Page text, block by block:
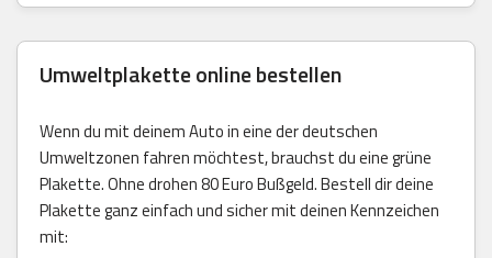
Umweltplakette online bestellen
Wenn du mit deinem Auto in eine der deutschen
Umweltzonen fahren möchtest, brauchst du eine grüne
Plakette. Ohne drohen 80 Euro Bußgeld. Bestell dir deine
Plakette ganz einfach und sicher mit deinen Kennzeichen
mit: